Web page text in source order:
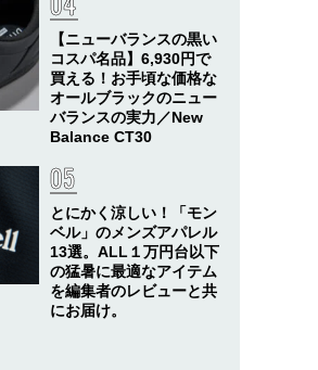
【ニューバランスの黒い
コスパ名品】6,930円で
買える！お手頃な価格な
オールブラックのニュー
バランスの実力／New
Balance CT30
とにかく涼しい！「モン
ベル」のメンズアパレル
13選。ALL１万円台以下
の猛暑に最適なアイテム
を編集者のレビューと共
にお届け。